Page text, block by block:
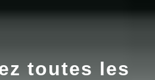
toutes les